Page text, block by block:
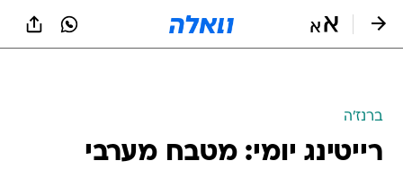
ברנז'ה
רייטינג יומי: מטבח מערבי